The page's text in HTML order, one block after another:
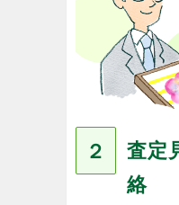
２
査定
絡